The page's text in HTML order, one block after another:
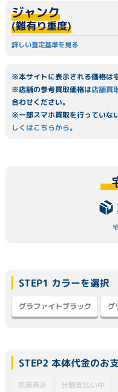
詳しい査定基準を見る
ジャンク
(難有り重度)
※本サイトに表示される価格は
※店舗の参考買取価格は店舗買
合わせください。
※一部スマホ買取を行っていな
しくはこちらから。
STEP1 カラーを選択
グラファイトブラック グ
STEP2 本体代金のお
完済済み 分割支払い中